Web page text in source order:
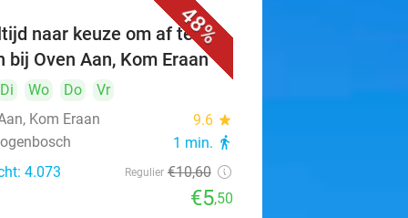
48%
naar keuze om af te
bij Oven Aan, Kom Eraan
Di Wo Do
Vr
Kom Eraan
9.6 star
1 min. directions_walk
4.073 Regulier €10,60
€5,50